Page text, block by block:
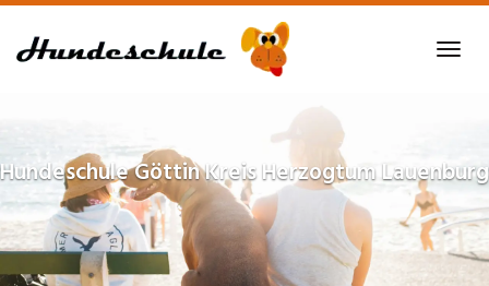
to
HundeschuleGöttin Kreis Herzogtum Lauenburg